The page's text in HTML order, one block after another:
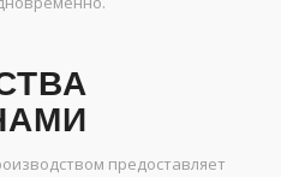
предоставляет